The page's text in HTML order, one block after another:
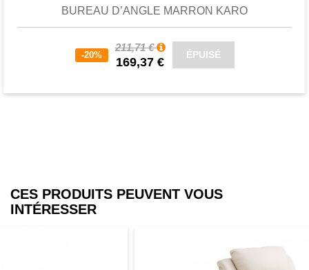
BUREAU D’ANGLE MARRON KARO
-20%
211,71 €
169,37 €
ÉPUISÉ
CES PRODUITS PEUVENT VOUS
INTÉRESSER